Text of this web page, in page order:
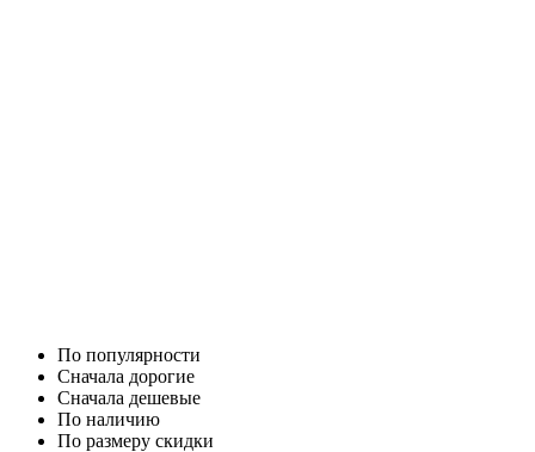
По популярности
Cначала дорогие
Cначала дешевые
По наличию
По размеру скидки